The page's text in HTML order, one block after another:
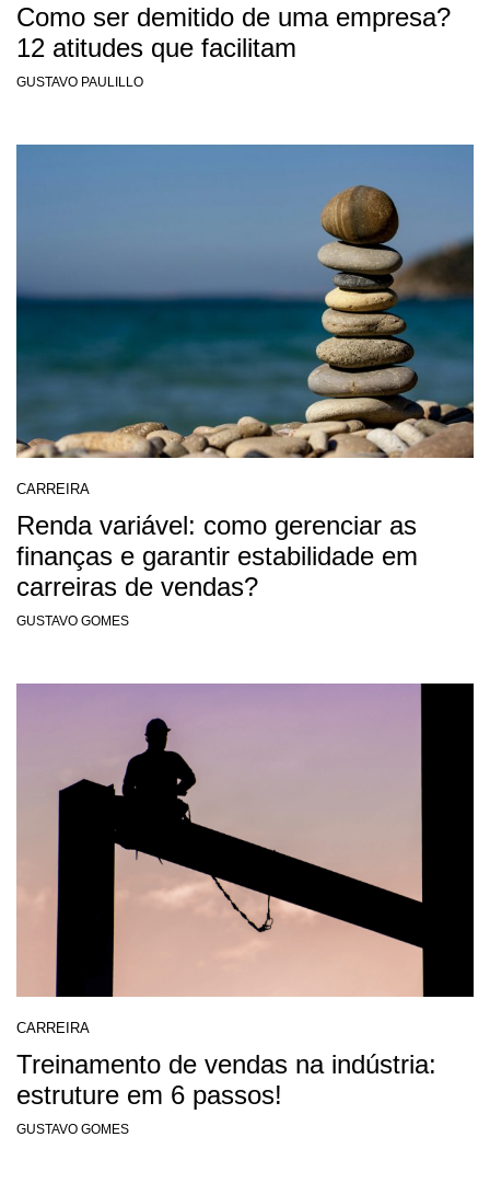
Como ser demitido de uma empresa?
12 atitudes que facilitam
GUSTAVO PAULILLO
CARREIRA
Renda variável: como gerenciar as
finanças e garantir estabilidade em
carreiras de vendas?
GUSTAVO GOMES
CARREIRA
Treinamento de vendas na indústria:
estruture em 6 passos!
GUSTAVO GOMES